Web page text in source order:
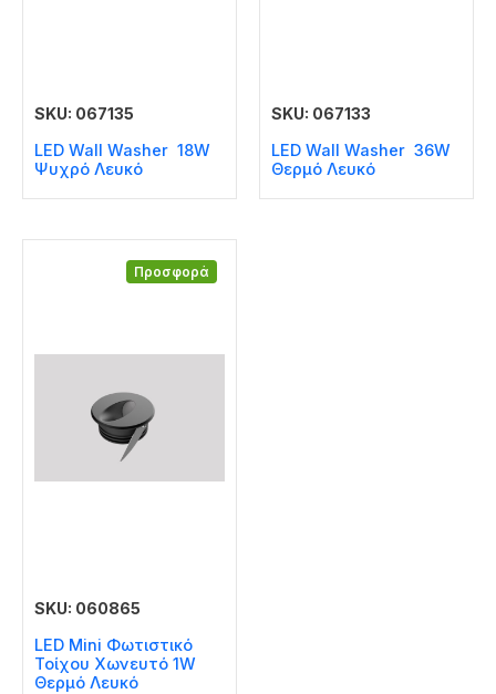
SKU: 067135
LED Wall Washer 18W
Ψυχρό Λευκό
SKU: 067133
LED Wall Washer 36W
Θερμό Λευκό
Προσφορά
SKU: 060865
LED Mini Φωτιστικό
Τοίχου Χωνευτό 1W
Θερμό Λευκό